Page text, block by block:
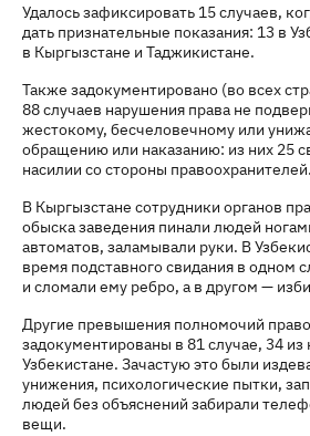
Удалось зафиксировать 15 случаев,
дать признательные показания: 13 в
в Кыргызстане и Таджикистане.
Также задокументировано (во всех
88 случаев нарушения права не
жестокому, бесчеловечному или
обращению или наказанию: из них 25
насилии со стороны правоохранителей.
В Кыргызстане сотрудники органов
обыска заведения пинали людей
автоматов, заламывали руки. В
время подставного свидания в одном
и сломали ему ребро, а в другом —
Другие превышения полномочий
задокументированы в 81 случае, 34
Узбекистане. Зачастую это были
унижения, психологические пытки,
людей без объяснений забирали
вещи.